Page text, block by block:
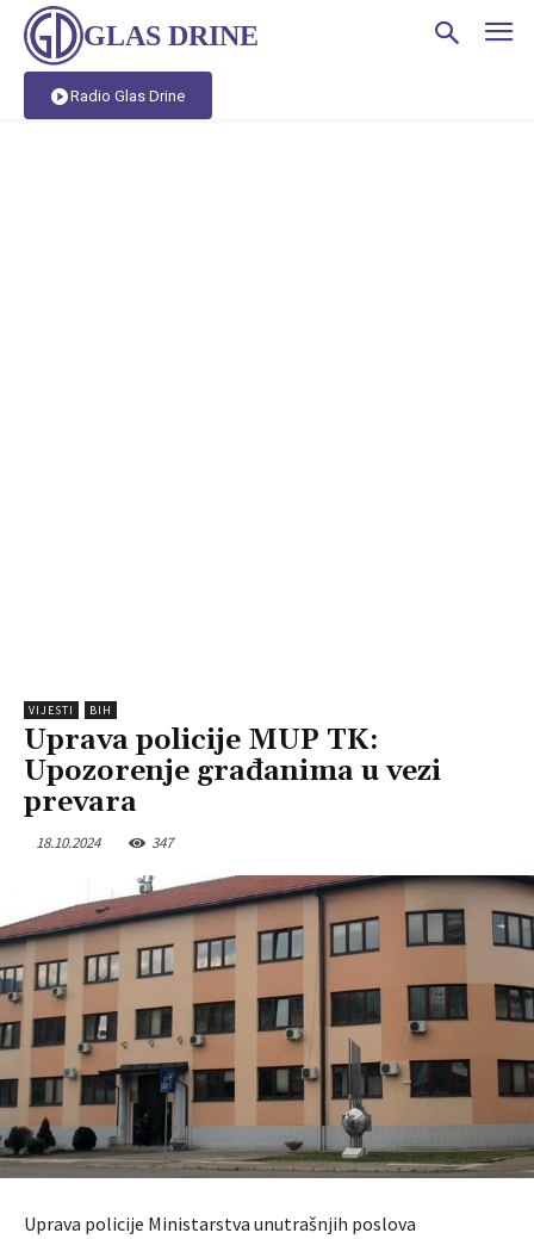
GLAS DRINE
Radio Glas Drine
VIJESTI BIH
Uprava policije MUP TK:
Upozorenje građanima u vezi
prevara
18.10.2024 347
Uprava policije Ministarstva unutrašnjih poslova